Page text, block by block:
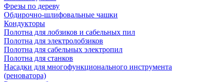
Фрезы по дереву
Обдирочно-шлифовальные чашки
Кондукторы
Полотна для лобзиков и сабельных пил
Полотна для электролобзиков
Полотна для сабельных электропил
Полотна для станков
Насадки для многофункционального инструмента
(реноватора)